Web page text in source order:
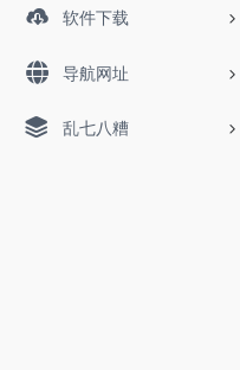
软件下载
导航网址
乱七八糟